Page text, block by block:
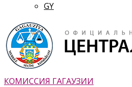
GY
КОМИССИЯ ГАГАУЗИИ